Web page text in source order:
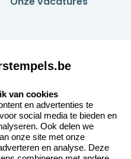
Contact opnemen
Veel gestelde vragen
Retourneren
van cookies
en advertenties te
social media te bieden en
Ook delen we
onze site met onze
en analyse. Deze